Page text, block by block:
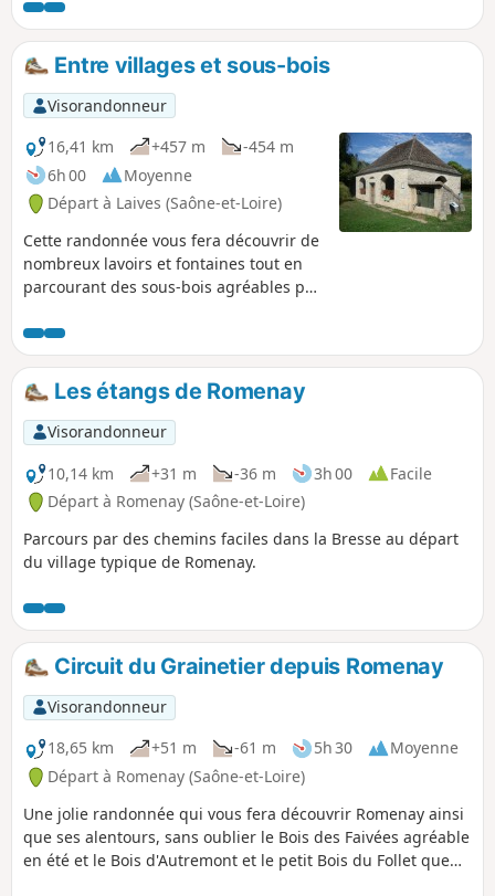
Entre villages et sous-bois
Visorandonneur
16,41 km
+457 m
-454 m
6h 00
Moyenne
Départ à Laives (Saône-et-Loire)
Cette randonnée vous fera découvrir de
nombreux lavoirs et fontaines tout en
parcourant des sous-bois agréables par
Chemin des Moines. Amoureux des
belles pierres et bâtisses, vous devriez
être comblés. Après la randonnée, vous
pourrez profiter des lacs de Laives ou de
la visite de L'Abbaye de la Ferté.
Les étangs de Romenay
Visorandonneur
10,14 km
+31 m -36 m 3h 00
Facile
Départ à Romenay (Saône-et-Loire)
Parcours par des chemins faciles dans la Bresse au départ
du village typique de Romenay.
Circuit du Grainetier depuis Romenay
Visorandonneur
18,65 km
+51 m -61 m 5h 30
Moyenne
Départ à Romenay (Saône-et-Loire)
Une jolie randonnée qui vous fera découvrir Romenay ainsi
que ses alentours, sans oublier le Bois des Faivées agréable
en été et le Bois d'Autremont et le petit Bois du Follet que